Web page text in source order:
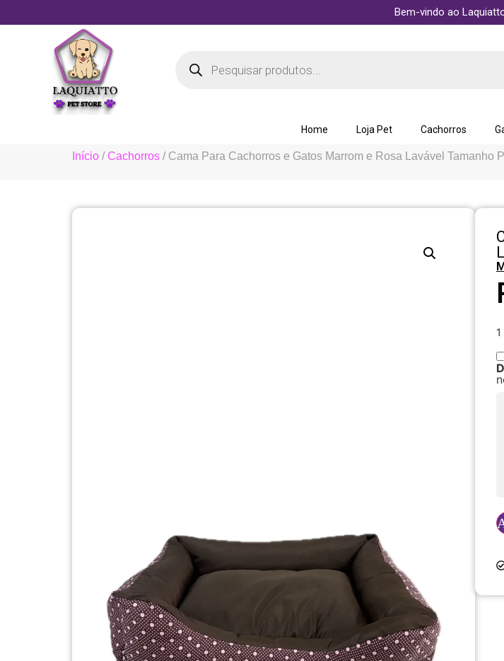
Bem-vindo ao
Home Loja Pet Cachorros
Início /Cachorros / Cama Para Cachorros e Gatos Marrom e Rosa Lavável Tamanho P